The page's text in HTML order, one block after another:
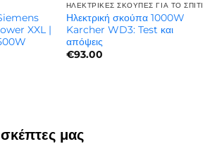
XXL |
ΗΛΕΚΤΡΙΚΈΣ ΣΚΟΎΠΕΣ ΓΙΑ ΤΟ ΣΠΊΤΙ
Ηλεκτρική σκούπα 1000W
Karcher WD3: Test και
απόψεις
€93.00
μας